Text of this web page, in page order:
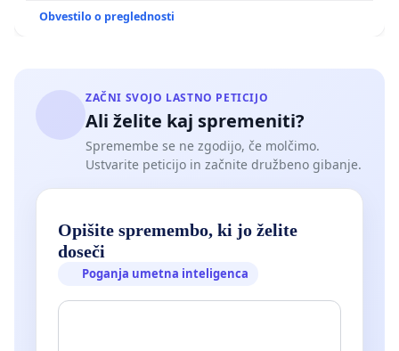
Obvestilo o preglednosti
ZAČNI SVOJO LASTNO PETICIJO
Ali želite kaj spremeniti?
Spremembe se ne zgodijo, če molčimo.
Ustvarite peticijo in začnite družbeno gibanje.
Opišite spremembo, ki jo želite
doseči
Poganja umetna inteligenca